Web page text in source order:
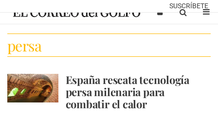
SUSCRÍBETE
persa
España rescata tecnología
persa milenaria para
combatir el calor